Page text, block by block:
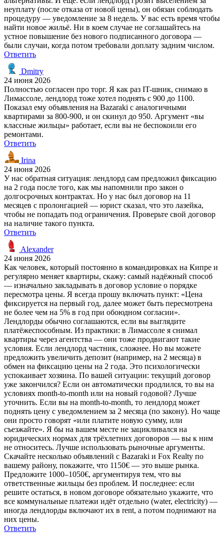
неуплату (после отказа от новой цены), он обязан соблюдать
процедуру — уведомление за 8 недель. У вас есть время чтобы
найти новое жильё. Ни в коем случае не соглашайтесь на
устное повышение без нового подписанного договора —
были случаи, когда потом требовали доплату задним числом.
Ответить
Dmitry
24 июня 2026
Полностью согласен про торг. Я как раз IT-шник, снимаю в
Лимассоле, лендлорд тоже хотел поднять с 900 до 1100.
Показал ему объявления на Bazaraki с аналогичными
квартирами за 800-900, и он скинул до 950. Аргумент «вы
классные жильцы» работает, если вы не беспокоили его
ремонтами.
Ответить
Irina
24 июня 2026
У нас обратная ситуация: лендлорд сам предложил фиксацию
на 2 года после того, как мы напомнили про закон о
долгосрочных контрактах. Но у нас был договор на 11
месяцев с пролонгацией — юрист сказал, что это лазейка,
чтобы не попадать под ограничения. Проверьте свой договор
на наличие такого пункта.
Ответить
Alexander
24 июня 2026
Как человек, который постоянно в командировках на Кипре и
регулярно меняет квартиры, скажу: самый надёжный способ
— изначально закладывать в договор условие о порядке
пересмотра цены. Я всегда прошу включать пункт: «Цена
фиксируется на первый год, далее может быть пересмотрена
не более чем на 5% в год при обоюдном согласии».
Лендлорды обычно соглашаются, если вы выглядите
платёжеспособным. Из практики: в Лимассоле я снимал
квартиры через агентства — они тоже продвигают такие
условия. Если лендлорд частник, сложнее. Но вы можете
предложить увеличить депозит (например, на 2 месяца) в
обмен на фиксацию цены на 2 года. Это психологически
успокаивает хозяина. По вашей ситуации: текущий договор
уже закончился? Если он автоматически продлился, то вы на
условиях month-to-month или на новый годовой? Лучше
уточнить. Если вы на month-to-month, то лендлорд может
поднять цену с уведомлением за 2 месяца (по закону). Но чаще
они просто говорят «или платите новую сумму, или
съезжайте». Я бы на вашем месте не зацикливался на
юридических нормах для трёхлетних договоров — вы к ним
не относитесь. Лучше использовать рыночные аргументы.
Скачайте несколько объявлений с Bazaraki и Fox Realty по
вашему району, покажите, что 1150€ — это выше рынка.
Предложите 1000–1050€, аргументируя тем, что вы
ответственные жильцы без проблем. И последнее: если
решите остаться, в новом договоре обязательно укажите, что
все коммунальные платежи идёт отдельно (water, electricity) —
иногда лендлорды включают их в rent, а потом поднимают на
них цены.
Ответить